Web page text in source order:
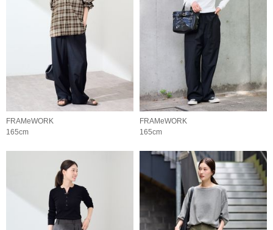
FRAMeWORK
165cm
FRAMeWORK
165cm